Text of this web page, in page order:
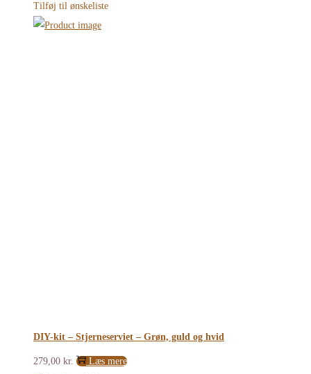
Tilføj til ønskeliste
DIY-kit – Stjerneserviet – Grøn, guld og hvid
279,00 kr.
Læs mere